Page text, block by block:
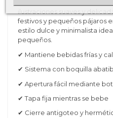
ilustraciones suaves y
festivos y pequeños pájaros
estilo dulce y minimalista
pequeños.
✔ Mantiene bebidas frías y
✔ Sistema con boquilla
✔ Apertura fácil mediante
✔ Tapa fija mientras se bebe
✔ Cierre antigoteo y